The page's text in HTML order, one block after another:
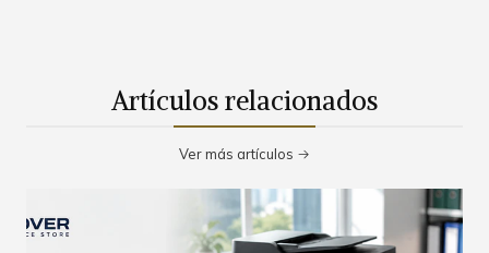
Artículos relacionados
Ver más artículos